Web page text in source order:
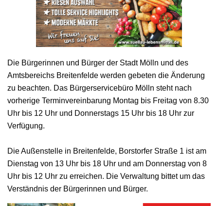
Die Bürgerinnen und Bürger der Stadt Mölln und des
Amtsbereichs Breitenfelde werden gebeten die Änderung
zu beachten. Das Bürgerservicebüro Mölln steht nach
vorherige Terminvereinbarung Montag bis Freitag von 8.30
Uhr bis 12 Uhr und Donnerstags 15 Uhr bis 18 Uhr zur
Verfügung.
Die Außenstelle in Breitenfelde, Borstorfer Straße 1 ist am
Dienstag von 13 Uhr bis 18 Uhr und am Donnerstag von 8
Uhr bis 12 Uhr zu erreichen. Die Verwaltung bittet um das
Verständnis der Bürgerinnen und Bürger.